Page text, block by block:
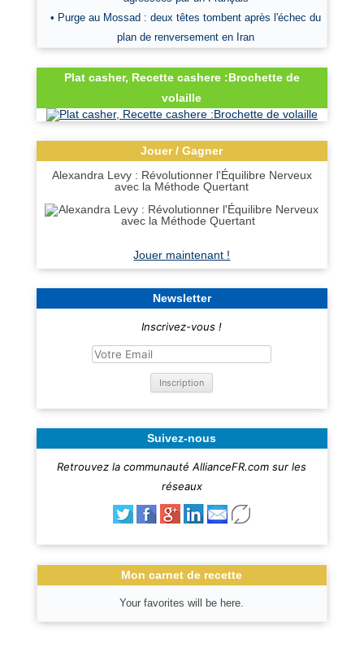
• Purge au Mossad : deux têtes tombent après l'échec du
plan de renversement en Iran
Plat casher, Recette cashere :Brochette de
volaille
Jouer / Gagner
Alexandra Levy : Révolutionner l'Équilibre Nerveux
avec la Méthode Quertant
Jouer maintenant !
Newsletter
Inscrivez-vous !
Suivez-nous
Retrouvez la communauté AllianceFR.com sur les
réseaux
Mon carnet de recette
Your favorites will be here.